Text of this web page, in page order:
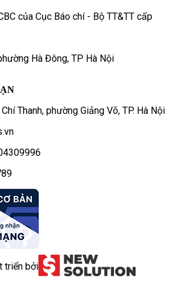
của Cục Báo chí - Bộ TT&TT cấp
Hà Đông, TP Hà Nội
Thanh, phường Giảng Võ, TP. Hà Nội
triển bởi